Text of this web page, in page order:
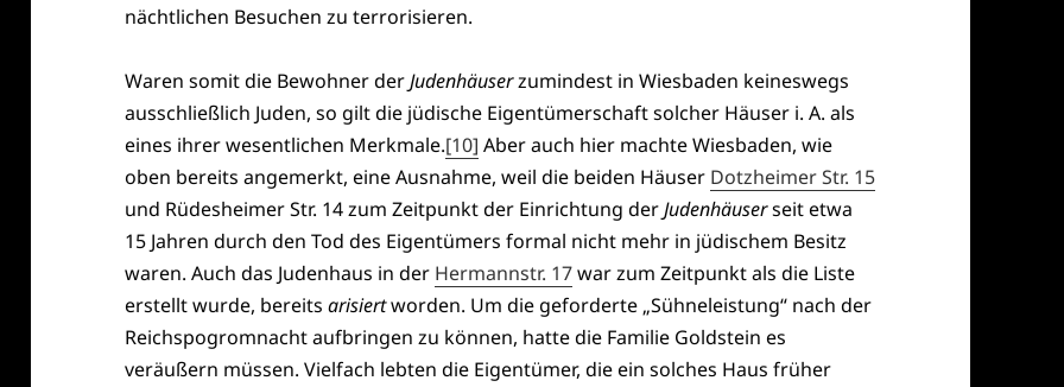
nächtlichen Besuchen zu terrorisieren.
Waren somit die Bewohner derJudenhäuserzumindest in Wiesbaden keineswegs
ausschließlich Juden, so gilt die jüdische Eigentümerschaft solcher Häuser i. A. als
eines ihrer wesentlichen Merkmale.[10] Aber auch hier machte Wiesbaden, wie
oben bereits angemerkt, eine Ausnahme, weil die beiden Häuser Dotzheimer Str. 15
und Rüdesheimer Str. 14 zum Zeitpunkt der Einrichtung derJudenhäuserseit etwa
15 Jahren durch den Tod des Eigentümers formal nicht mehr in jüdischem Besitz
waren. Auch das Judenhaus in der Hermannstr. 17war zum Zeitpunkt als die Liste
erstellt wurde, bereitsarisiertworden. Um die geforderte „Sühneleistung“ nach der
Reichspogromnacht aufbringen zu können, hatte die Familie Goldstein es
veräußern müssen. Vielfach lebten die Eigentümer, die ein solches Haus früher